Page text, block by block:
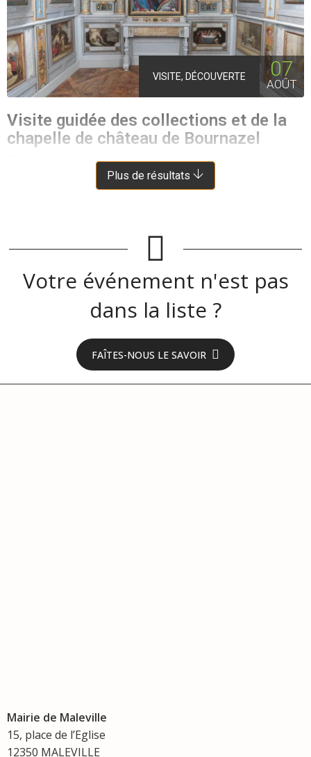
VISITE, DÉCOUVERTE 07
AOÛT
Visite guidée des collections et de la
chapelle de château de Bournazel
BOURNAZEL À 17.5 KM DE MALEVILLE
Plus de résultats
Votre événement n'est pas
dans la liste ?
FAÎTES-NOUS LE SAVOIR
Mairie de Maleville
15, place de l’Eglise
12350 MALEVILLE